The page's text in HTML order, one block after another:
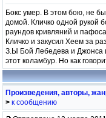
Бокс умер. В этом бою, не
домой. Кличко одной рукой
раундов кривляний и
Кличко и закусил Хеем за
З.Ы Бой Лебедева и Джонса
этот коламбур. Но как
Произведения, авторы,
> к сообщению